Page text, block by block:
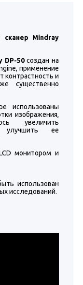
сканер Mindray
DP-50создан на
применение
контрастность и
существенно
использованы
изображения,
увеличить
улучшить ее
монитором и
использован
исследований.